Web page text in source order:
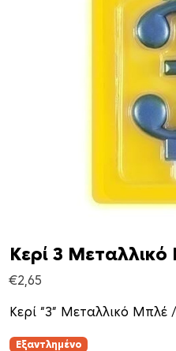
Κερί 3
€2,65
Κερί “3” Μεταλλικό Μπλέ
Εξαντλημένο